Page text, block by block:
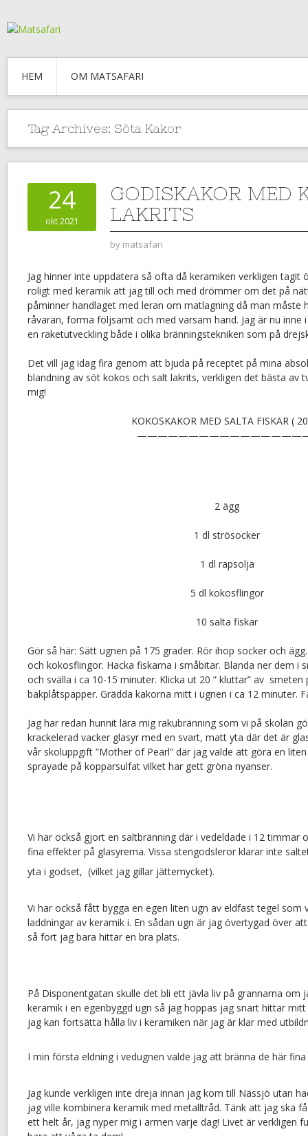
HEM OM MATSAFARI
Tag Archives: Söta Kakor
24
okt 2021
GODISKAKOR MED
LAKRITS
by matsafari
Jag hinner inte uppdatera så ofta då keramiken verkligen tagit
roligt med keramik att jag till och med drömmer om det på
påminner handlaget med leran om matlagning då man måste
råvaran, forma följsamt och med varsam hand. Jag är nu
en raketutveckling både i olika bränningstekniken som på
Det vill jag idag fira genom att bjuda på receptet på mina
blandning av söt kokos och salt lakrits, verkligen det bästa av
mig!
KOKOSKAKOR MED SALTA FISKAR (
2 ägg
1 dl strösocker
1 dl rapsolja
5 dl kokosflingor
10 salta fiskar
Gör så här: Sätt ugnen på 175 grader. Rör ihop socker och
och kokosflingor. Hacka fiskarna i småbitar. Blanda ner dem i
och svälla i ca 10-15 minuter. Klicka ut 20 ” kluttar” av smeten
bakplåtspapper. Grädda kakorna mitt i ugnen i ca 12 minuter.
Jag har redan hunnit lära mig rakubränning som vi på skolan
krackelerad vacker glasyr med en svart, matt yta där det är
vår skoluppgift ”Mother of Pearl” där jag valde att göra en
sprayade på kopparsulfat vilket har gett gröna nyanser.
Vi har också gjort en saltbränning där i vedeldade i 12 timmar
fina effekter på glasyrerna. Vissa stengodsleror klarar inte
yta i godset, (vilket jag gillar jättemycket).
Vi har också fått bygga en egen liten ugn av eldfast tegel som
laddningar av keramik i. En sådan ugn är jag övertygad över
så fort jag bara hittar en bra plats.
På Disponentgatan skulle det bli ett jävla liv på grannarna om
keramik i en egenbyggd ugn så jag hoppas jag snart hittar
jag kan fortsätta hålla liv i keramiken när jag är klar med
I min första eldning i vedugnen valde jag att bränna de här
Jag kunde verkligen inte dreja innan jag kom till Nässjö utan
jag ville kombinera keramik med metalltråd. Tänk att jag ska
ett helt år, jag nyper mig i armen varje dag! Livet är verkligen